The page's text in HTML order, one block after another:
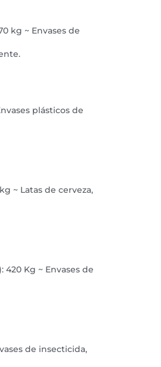
kg ~ Envases de
plásticos de
~ Latas de cerveza,
Kg ~ Envases de
de insecticida,